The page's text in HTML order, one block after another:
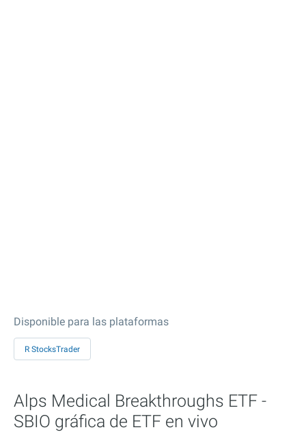
Disponible para las plataformas
R StocksTrader
Alps Medical Breakthroughs ETF -
SBIO gráfica de ETF en vivo